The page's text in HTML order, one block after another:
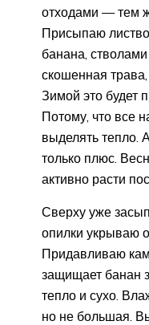
отходами — тем
Присыпаю
банана,
скошенная трава,
Зимой это будет
Потому, что все
выделять тепло.
только плюс.
активно расти
Сверху уже
опилки укрываю
Придавливаю
защищает банан
тепло и сухо.
но не большая.